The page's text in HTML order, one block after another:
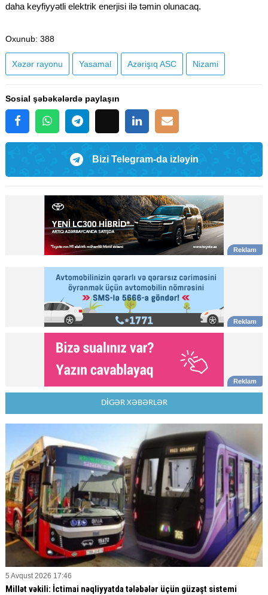
daha keyfiyyətli elektrik enerjisi ilə təmin olunacaq.
Oxunub: 388
Xəzər rayonu Yasamal Azərişıq ASC Nizami
Sosial şəbəkələrdə paylaşın
Bizi Telegram-da izləyin
DİGƏR XƏBƏRLƏR
5 Avqust 2026 17:46
Millət vəkili: İctimai nəqliyyatda tələbələr üçün güzəşt sistemi